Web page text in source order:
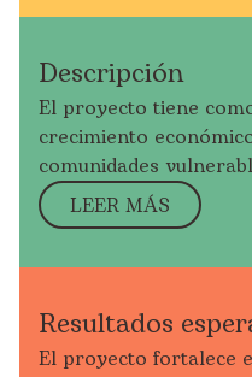
Descripción
El proyecto tiene
crecimiento
comunidades
LEER MÁS
Resultados
El proyecto fortalece